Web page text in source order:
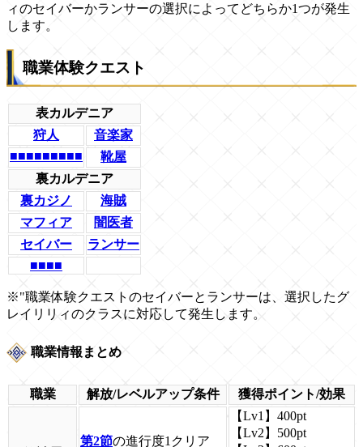
ィのセイバーかランサーの選択によってどちらか1つが発生
します。
職業体験クエスト
表カルデニア
狩人
音楽家
■■■■■■■■■
靴屋
裏カルデニア
裏カジノ
海賊
マフィア
闇医者
セイバー
ランサー
■■■■
※"職業体験クエストのセイバーとランサーは、選択したグ
レイリリィのクラスに対応して発生します。
職業情報まとめ
職業 解放/レベルアップ条件 獲得ポイント/効果
第2節の進行度1クリア
【Lv1】 400pt
【Lv2】 500pt